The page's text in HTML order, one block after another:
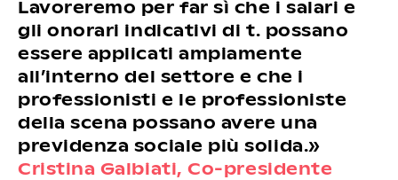
Lavoreremo per far sì che i salari e
gli onorari indicativi di t. possano
essere applicati ampiamente
all’interno del settore e che i
professionisti e le professioniste
della scena possano avere una
previdenza sociale più solida.»
Cristina Galbiati, Co-presidente